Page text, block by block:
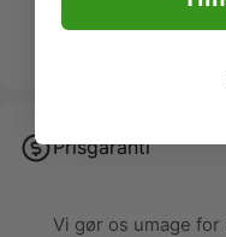
Prisgaranti
Vi gør os umage